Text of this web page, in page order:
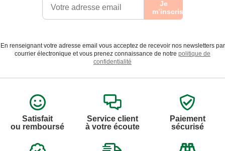
Je
m’inscris
En renseignant votre adresse email vous acceptez de recevoir nos newsletters par
courrier électronique et vous prenez connaissance de notre politique de
confidentialité
Satisfait
ou remboursé
Service client
à votre écoute
Paiement
sécurisé